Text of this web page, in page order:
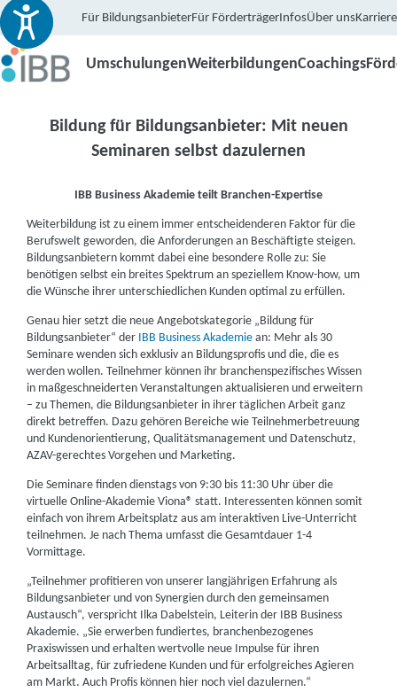
Für BildungsanbieterFür FörderträgerInfosÜber unsKarriere
UmschulungenWeiterbildungenCoachings
Bildung für Bildungsanbieter: Mit neuen
Seminaren selbst dazulernen
IBB Business Akademie teilt Branchen-Expertise
Weiterbildung ist zu einem immer entscheidenderen Faktor für die
Berufswelt geworden, die Anforderungen an Beschäftigte steigen.
Bildungsanbietern kommt dabei eine besondere Rolle zu: Sie
benötigen selbst ein breites Spektrum an speziellem Know-how, um
die Wünsche ihrer unterschiedlichen Kunden optimal zu erfüllen.
Genau hier setzt die neue Angebotskategorie „Bildung für
Bildungsanbieter“ der IBB Business Akademie an: Mehr als 30
Seminare wenden sich exklusiv an Bildungsprofis und die, die es
werden wollen. Teilnehmer können ihr branchenspezifisches Wissen
in maßgeschneiderten Veranstaltungen aktualisieren und erweitern
– zu Themen, die Bildungsanbieter in ihrer täglichen Arbeit ganz
direkt betreffen. Dazu gehören Bereiche wie Teilnehmerbetreuung
und Kundenorientierung, Qualitätsmanagement und Datenschutz,
AZAV-gerechtes Vorgehen und Marketing.
Die Seminare finden dienstags von 9:30 bis 11:30 Uhr über die
virtuelle Online-Akademie Viona® statt. Interessenten können somit
einfach von ihrem Arbeitsplatz aus am interaktiven Live-Unterricht
teilnehmen. Je nach Thema umfasst die Gesamtdauer 1-4
Vormittage.
„Teilnehmer profitieren von unserer langjährigen Erfahrung als
Bildungsanbieter und von Synergien durch den gemeinsamen
Austausch“, verspricht Ilka Dabelstein, Leiterin der IBB Business
Akademie. „Sie erwerben fundiertes, branchenbezogenes
Praxiswissen und erhalten wertvolle neue Impulse für ihren
Arbeitsalltag, für zufriedene Kunden und für erfolgreiches Agieren
am Markt. Auch Profis können hier noch viel dazulernen.“